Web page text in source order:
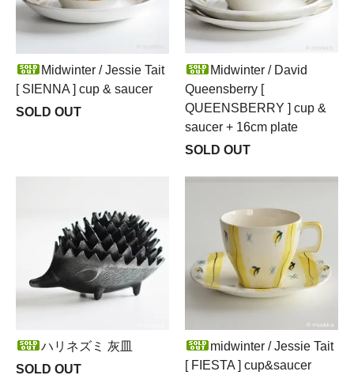
Midwinter / Jessie Tait
[ SIENNA ] cup & saucer
SOLD OUT
Midwinter / David
Queensberry [
QUEENSBERRY ] cup &
saucer + 16cm plate
SOLD OUT
ハリネズミ 灰皿
SOLD OUT
midwinter / Jessie Tait
[ FIESTA ] cup&saucer